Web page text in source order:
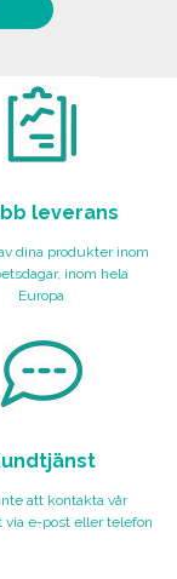
leverans
dina produkter inom
inom hela
Europa
att kontakta vår
via e-post eller telefon